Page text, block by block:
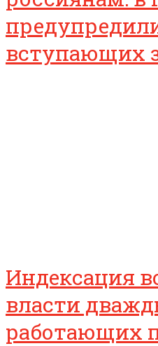
вступающих
Индексация
власти
работающих